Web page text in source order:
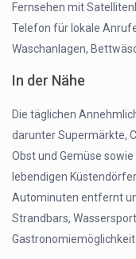
Fernsehen mit
Telefon für lokale
Waschanlagen,
In der Nähe
Die täglichen
darunter Supermärkte,
Obst und Gemüse
lebendigen
Autominuten entfernt
Strandbars,